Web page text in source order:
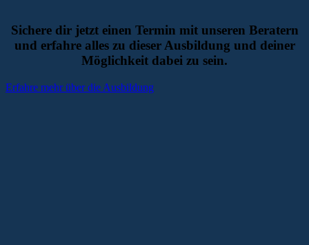
Sichere dir jetzt einen Termin mit unseren Beratern
und erfahre alles zu dieser Ausbildung und deiner
Möglichkeit dabei zu sein.
Erfahre mehr über die Ausbildung